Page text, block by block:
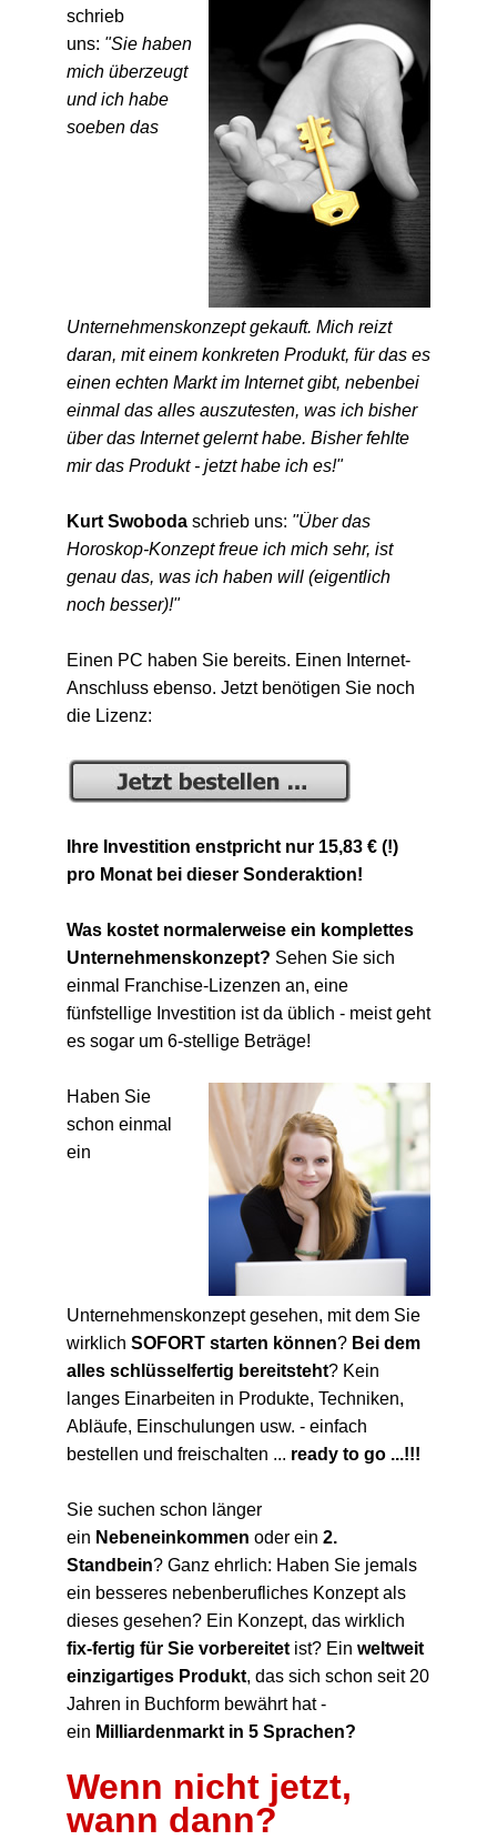
schrieb
uns: "Sie haben
mich überzeugt
und ich habe
soeben das
Unternehmenskonzept gekauft. Mich reizt
daran, mit einem konkreten Produkt, für das es
einen echten Markt im Internet gibt, nebenbei
einmal das alles auszutesten, was ich bisher
über das Internet gelernt habe. Bisher fehlte
mir das Produkt - jetzt habe ich es!"
Kurt Swoboda schrieb uns: "Über das
Horoskop-Konzept freue ich mich sehr, ist
genau das, was ich haben will (eigentlich
noch besser)!"
Einen PC haben Sie bereits. Einen Internet-
Anschluss ebenso. Jetzt benötigen Sie noch
die Lizenz:
Ihre Investition enstpricht nur 15,83 € (!)
pro Monat bei dieser Sonderaktion!
Was kostet normalerweise ein komplettes
Unternehmenskonzept? Sehen Sie sich
einmal Franchise-Lizenzen an, eine
fünfstellige Investition ist da üblich - meist geht
es sogar um 6-stellige Beträge!
Haben Sie
schon einmal
ein
Unternehmenskonzept gesehen, mit dem Sie
wirklich SOFORT starten können? Bei dem
alles schlüsselfertig bereitsteht? Kein
langes Einarbeiten in Produkte, Techniken,
Abläufe, Einschulungen usw. - einfach
bestellen und freischalten ... ready to go ...!!!
Sie suchen schon länger
ein Nebeneinkommen oder ein 2.
Standbein? Ganz ehrlich: Haben Sie jemals
ein besseres nebenberufliches Konzept als
dieses gesehen? Ein Konzept, das wirklich
fix-fertig für Sie vorbereitet ist? Ein weltweit
einzigartiges Produkt, das sich schon seit 20
Jahren in Buchform bewährt hat -
ein Milliardenmarkt in 5 Sprachen?
Wenn nicht jetzt,
wann dann?